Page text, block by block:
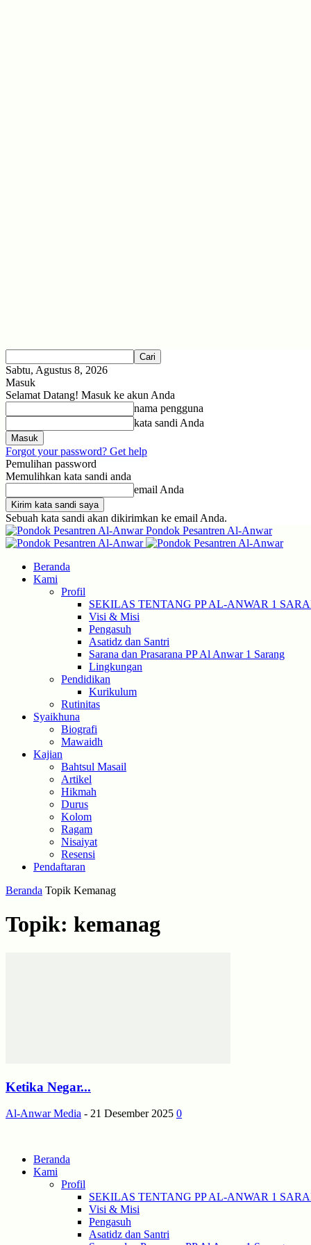
Sabtu, Agustus 8, 2026
Masuk
Selamat Datang! Masuk ke akun Anda
nama pengguna
kata sandi Anda
Forgot your password? Get help
Pemulihan password
Memulihkan kata sandi anda
email Anda
Sebuah kata sandi akan dikirimkan ke email Anda.
Pondok Pesantren Al-Anwar
Beranda
Kami
Profil
SEKILAS TENTANG PP AL-ANWAR 1
Visi & Misi
Pengasuh
Asatidz dan Santri
Sarana dan Prasarana PP Al Anwar 1 Sarang
Lingkungan
Pendidikan
Kurikulum
Rutinitas
Syaikhuna
Biografi
Mawaidh
Kajian
Bahtsul Masail
Artikel
Hikmah
Durus
Kolom
Ragam
Nisaiyat
Resensi
Pendaftaran
Beranda Topik Kemanag
Topik: kemanag
Ketika Negar...
Al-Anwar Media - 21 Desember 2025 0
Beranda
Kami
Profil
SEKILAS TENTANG PP AL-ANWAR 1
Visi & Misi
Pengasuh
Asatidz dan Santri